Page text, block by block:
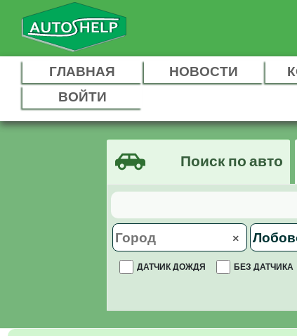
ГЛАВНАЯ НОВОСТИ
ВОЙТИ
Поиск по авто
×
ДАТЧИК ДОЖДЯ БЕЗ ДАТЧИКА